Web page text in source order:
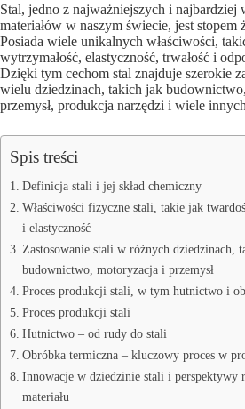
Stal, jedno z najważniejszych i najbardziej
materiałów w naszym świecie, jest stopem
Posiada wiele unikalnych właściwości,
wytrzymałość, elastyczność, trwałość i
Dzięki tym cechom stal znajduje szerokie
wielu dziedzinach, takich jak
przemysł, produkcja narzędzi i wiele
Spis treści
Definicja stali i jej skład chemiczny
Właściwości fizyczne stali, takie jak
i elastyczność
Zastosowanie stali w różnych dziedzinach,
budownictwo, motoryzacja i przemysł
Proces produkcji stali, w tym hutnictwo i
Proces produkcji stali
Hutnictwo – od rudy do stali
Obróbka termiczna – kluczowy proces w
Innowacje w dziedzinie stali i perspektywy
materiału